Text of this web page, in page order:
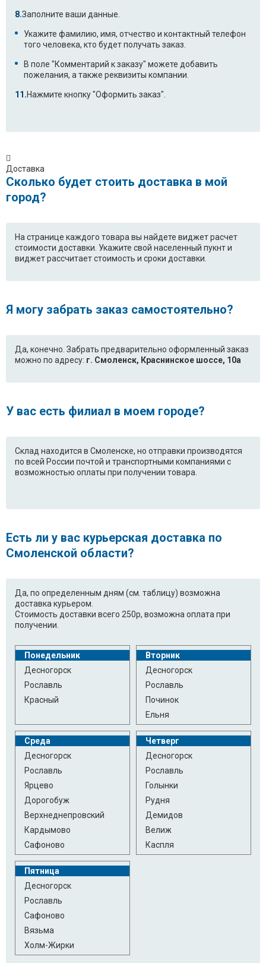
Заполните ваши данные.
Укажите фамилию, имя, отчество и контактный телефон
того человека, кто будет получать заказ.
В поле "Комментарий к заказу" можете добавить
пожелания, а также реквизиты компании.
Нажмите кнопку "Оформить заказ".
Доставка
Сколько будет стоить доставка в мой
город?
На странице каждого товара вы найдете виджет расчет
стоимости доставки. Укажите свой населенный пукнт и
виджет рассчитает стоимость и сроки доставки.
Я могу забрать заказ самостоятельно?
Да, конечно. Забрать предварительно оформленный заказ
можно по адресу: г. Смоленск, Краснинское шоссе, 10а
У вас есть филиал в моем городе?
Склад находится в Смоленске, но отправки производятся
по всей России почтой и транспортными компаниями с
возможностью оплаты при получении товара.
Есть ли у вас курьерская доставка по
Смоленской области?
Да, по определенным дням (см. таблицу) возможна
доставка курьером.
Стоимость доставки всего 250р, возможна оплата при
получении.
Понедельник
Десногорск
Рославль
Красный
Вторник
Десногорск
Рославль
Починок
Ельня
Среда
Десногорск
Рославль
Ярцево
Дорогобуж
Верхнеднепровский
Кардымово
Сафоново
Четверг
Десногорск
Рославль
Голынки
Рудня
Демидов
Велиж
Каспля
Пятница
Десногорск
Рославль
Сафоново
Вязьма
Холм-Жирки